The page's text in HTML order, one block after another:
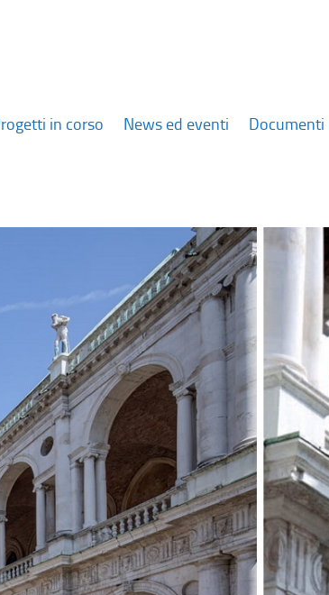
in corso News ed eventi Documenti